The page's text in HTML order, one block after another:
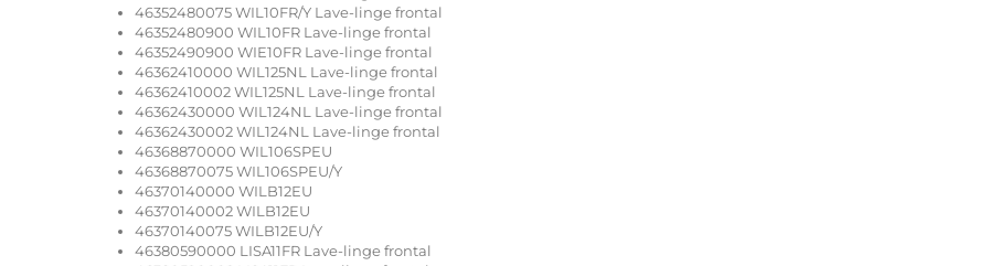
46352480075 WIL10FR/Y Lave-linge frontal
46352480900 WIL10FR Lave-linge frontal
46352490900 WIE10FR Lave-linge frontal
46362410000 WIL125NL Lave-linge frontal
46362410002 WIL125NL Lave-linge frontal
46362430000 WIL124NL Lave-linge frontal
46362430002 WIL124NL Lave-linge frontal
46368870000 WIL106SPEU
46368870075 WIL106SPEU/Y
46370140000 WILB12EU
46370140002 WILB12EU
46370140075 WILB12EU/Y
46380590000 LISA11FR Lave-linge frontal